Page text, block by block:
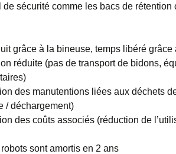
de sécurité comme les bacs de
grâce à la bineuse, temps libéré grâce
réduite (pas de transport de bidons,
des manutentions liées aux déchets
/ déchargement)
des coûts associés (réduction de
sont amortis en 2 ans